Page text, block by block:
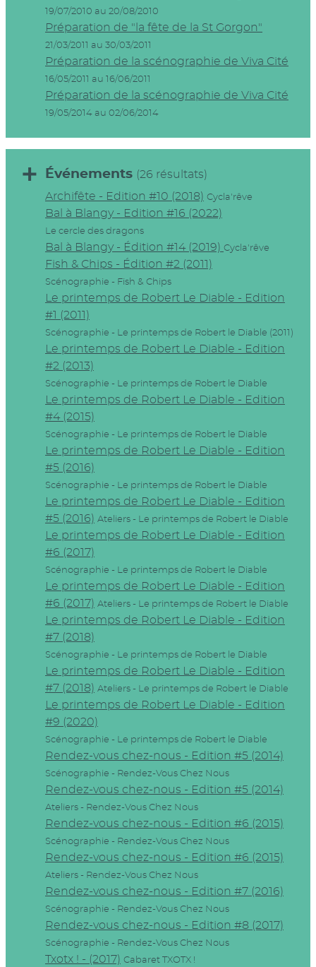
19/07/2010 au 20/08/2010
Préparation de "la fête de la St Gorgon"
21/03/2011 au 30/03/2011
Préparation de la scénographie de Viva Cité
16/05/2011 au 16/06/2011
Préparation de la scénographie de Viva Cité
19/05/2014 au 02/06/2014
Événements (26 résultats)
Archifête - Edition #10 (2018) Cycla'rêve
Bal à Blangy - Edition #16 (2022)
Le cercle des dragons
Bal à Blangy - Édition #14 (2019) Cycla'rêve
Fish & Chips - Édition #2 (2011)
Scénographie - Fish & Chips
Le printemps de Robert Le Diable - Edition
#1 (2011)
Scénographie - Le printemps de Robert le Diable (2011)
Le printemps de Robert Le Diable - Edition
#2 (2013)
Scénographie - Le printemps de Robert le Diable
Le printemps de Robert Le Diable - Edition
#4 (2015)
Scénographie - Le printemps de Robert le Diable
Le printemps de Robert Le Diable - Edition
#5 (2016)
Scénographie - Le printemps de Robert le Diable
Le printemps de Robert Le Diable - Edition
#5 (2016) Ateliers - Le printemps de Robert le Diable
Le printemps de Robert Le Diable - Edition
#6 (2017)
Scénographie - Le printemps de Robert le Diable
Le printemps de Robert Le Diable - Edition
#6 (2017) Ateliers - Le printemps de Robert le Diable
Le printemps de Robert Le Diable - Edition
#7 (2018)
Scénographie - Le printemps de Robert le Diable
Le printemps de Robert Le Diable - Edition
#7 (2018) Ateliers - Le printemps de Robert le Diable
Le printemps de Robert Le Diable - Edition
#9 (2020)
Scénographie - Le printemps de Robert le Diable
Rendez-vous chez-nous - Edition #5 (2014)
Scénographie - Rendez-Vous Chez Nous
Rendez-vous chez-nous - Edition #5 (2014)
Ateliers - Rendez-Vous Chez Nous
Rendez-vous chez-nous - Edition #6 (2015)
Scénographie - Rendez-Vous Chez Nous
Rendez-vous chez-nous - Edition #6 (2015)
Ateliers - Rendez-Vous Chez Nous
Rendez-vous chez-nous - Edition #7 (2016)
Scénographie - Rendez-Vous Chez Nous
Rendez-vous chez-nous - Edition #8 (2017)
Scénographie - Rendez-Vous Chez Nous
Txotx ! - (2017) Cabaret TXOTX !